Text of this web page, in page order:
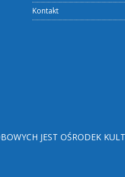
Kontakt
JEST OŚRODEK